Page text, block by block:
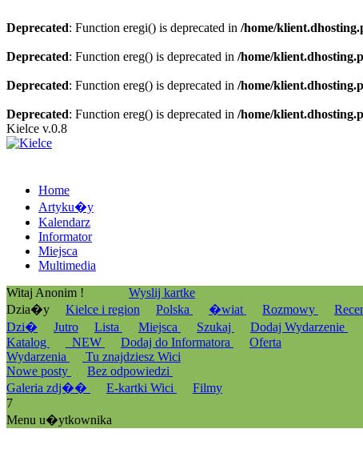
Deprecated: Function eregi() is deprecated in /home/
Deprecated: Function ereg() is deprecated in /home/
Deprecated: Function ereg() is deprecated in /home/
Deprecated: Function ereg() is deprecated in /home/
Kielce v.0.8
Home
Artyku�y
Kalendarz
Informator
Miejsca
Multimedia
Witaj Anonim !
Wyslij kartke
Dzia�y
Kielce i region Polska �wiat Rozmowy
Dzi�
Jutro Lista Miejsca Szukaj Dodaj Wydarzenie
Katalog
_NEW Dodaj do Informatora
Oferta
Wydarzenia
Tu znajdziesz Wici
Nowe posty
Bez odpowiedzi
Galeria zdj��
E-kartki Wici
Filmy
7
Menu u�ytkownika